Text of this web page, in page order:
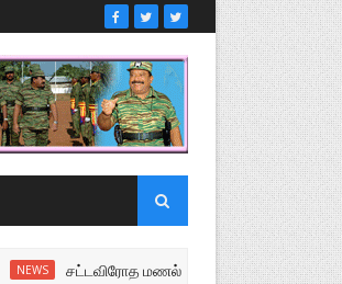
சட்டவிரோத மணல் அகழ்வு விசாரணைக்கு சென்ற